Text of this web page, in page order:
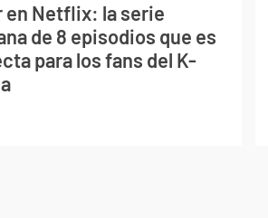
en Netflix: la serie
de 8 episodios que es
para los fans del K-